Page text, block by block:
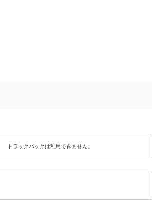
トラックバックは利用できません。